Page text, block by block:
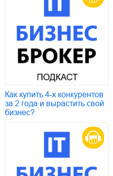
Как купить 4-х конкурентов
за 2 года и вырастить свой
бизнес?